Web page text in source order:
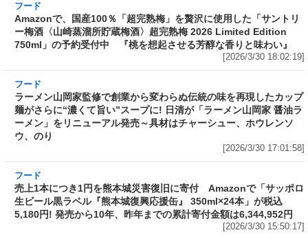
Amazonで、国産100％「超完熟梅」を贅沢に使
用した「サントリー梅酒〈山崎蒸溜所貯蔵梅
酒〉超完熟梅 2026 Limited Edition 750ml」の
予約受付中 『桃を想起させる芳醇な香りと味
わい』
フード
ラーメン山岡家監修で創業から変わらぬ伝統の
ープに! 日清が「ラーメン山岡家 醤油ラーメ
ン」をリニューアル発売～具材はチャーシュ
[2026/3/30 17:01:58]
フード
売上1本につき1円を熊本城災害復旧に寄付